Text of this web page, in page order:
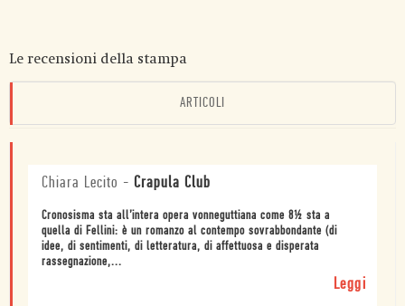
Le recensioni della stampa
ARTICOLI
Chiara Lecito - Crapula Club
Cronosisma sta all’intera opera vonneguttiana come 8½ sta a
quella di Fellini: è un romanzo al contempo sovrabbondante (di
idee, di sentimenti, di letteratura, di affettuosa e disperata
rassegnazione,...
Leggi